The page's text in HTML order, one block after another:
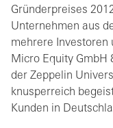
Gründerpreises
Unternehmen aus
mehrere Investoren
Micro Equity GmbH
der Zeppelin
knusperreich
Kunden in